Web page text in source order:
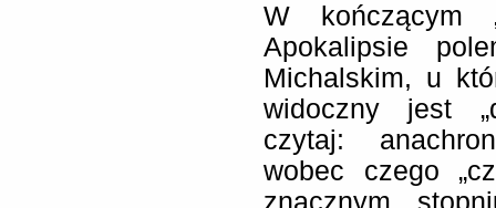
W kończącym
Apokalipsie
Michalskim, u
widoczny jest
czytaj:
wobec czego
znacznym